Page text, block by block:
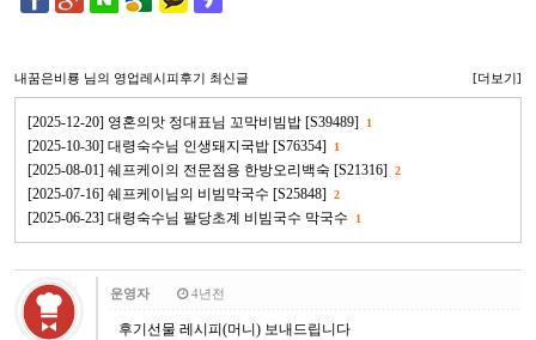
내꿈은비룡 님의 영업레시피후기 최신글 [더보기]
[2025-12-20] 영혼의맛 정대표님 꼬막비빔밥 [S39489] 1
[2025-10-30] 대령숙수님 인생돼지국밥 [S76354] 1
[2025-08-01] 쉐프케이의 전문점용 한방오리백숙 [S21316] 2
[2025-07-16] 쉐프케이님의 비빔막국수 [S25848] 2
[2025-06-23] 대령숙수님 팔당초계 비빔국수 막국수 1
운영자 4년전
후기선물 레시피(머니) 보내드립니다